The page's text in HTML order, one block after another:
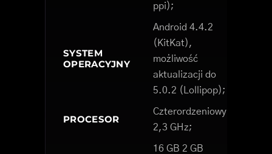
ppi);
SYSTEM
OPERACYJNY
Android 4.4.2
(KitKat),
możliwość
aktualizacji do
5.0.2 (Lollipop);
PROCESOR
Czterordzeniowy
2,3 GHz;
16 GB 2 GB